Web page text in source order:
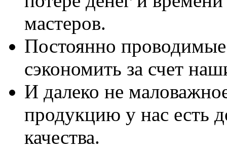
мастеров.
Постоянно
сэкономить за счет
И далеко не
продукцию у нас есть
качества.